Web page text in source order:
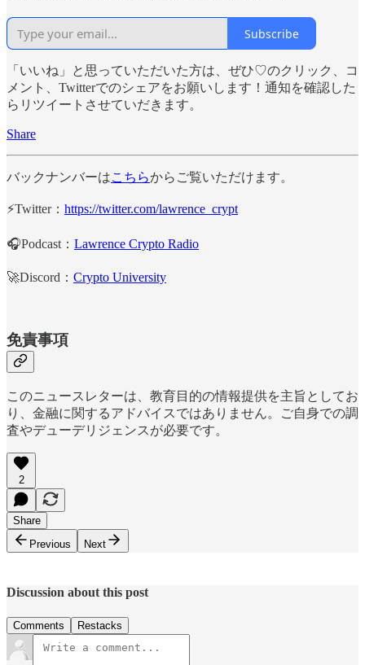
Subscribe
「いいね」と思っていただいた方は、ぜひ♡のクリック、コ
メント、Twitterでのシェアをお願いします！通知を確認した
らリツイートさせていだきます。
Share
バックナンバーはこちらからご覧いただけます。
⚡️Twitter： https://twitter.com/lawrence_crypt
🎧Podcast： Lawrence Crypto Radio
🚀Discord： Crypto University
免責事項
このニュースレターは、教育目的の情報提供を主旨としてお
り、金融に関するアドバイスではありません。ご自身での調
査やデューデリジェンスが必要です。
2
Share
Previous
Next
Discussion about this post
Comments Restacks